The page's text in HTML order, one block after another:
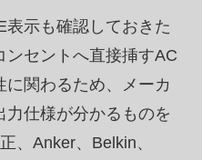
表示も確認しておきた
ンセントへ直接挿すAC
関わるため、メーカ
仕様が分かるものを
、Anker、Belkin、